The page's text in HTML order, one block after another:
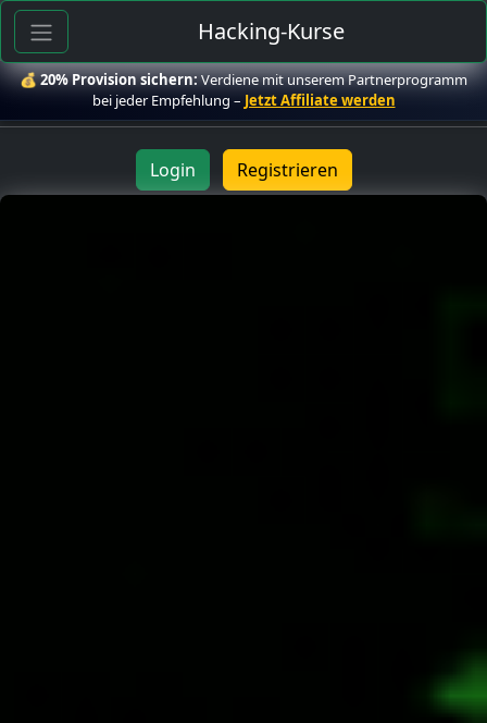
Hacking-Kurse
💰20% Provision sichern:Verdiene mit unserem Partnerprogramm
bei jeder Empfehlung – Jetzt Affiliate werden
Login Registrieren